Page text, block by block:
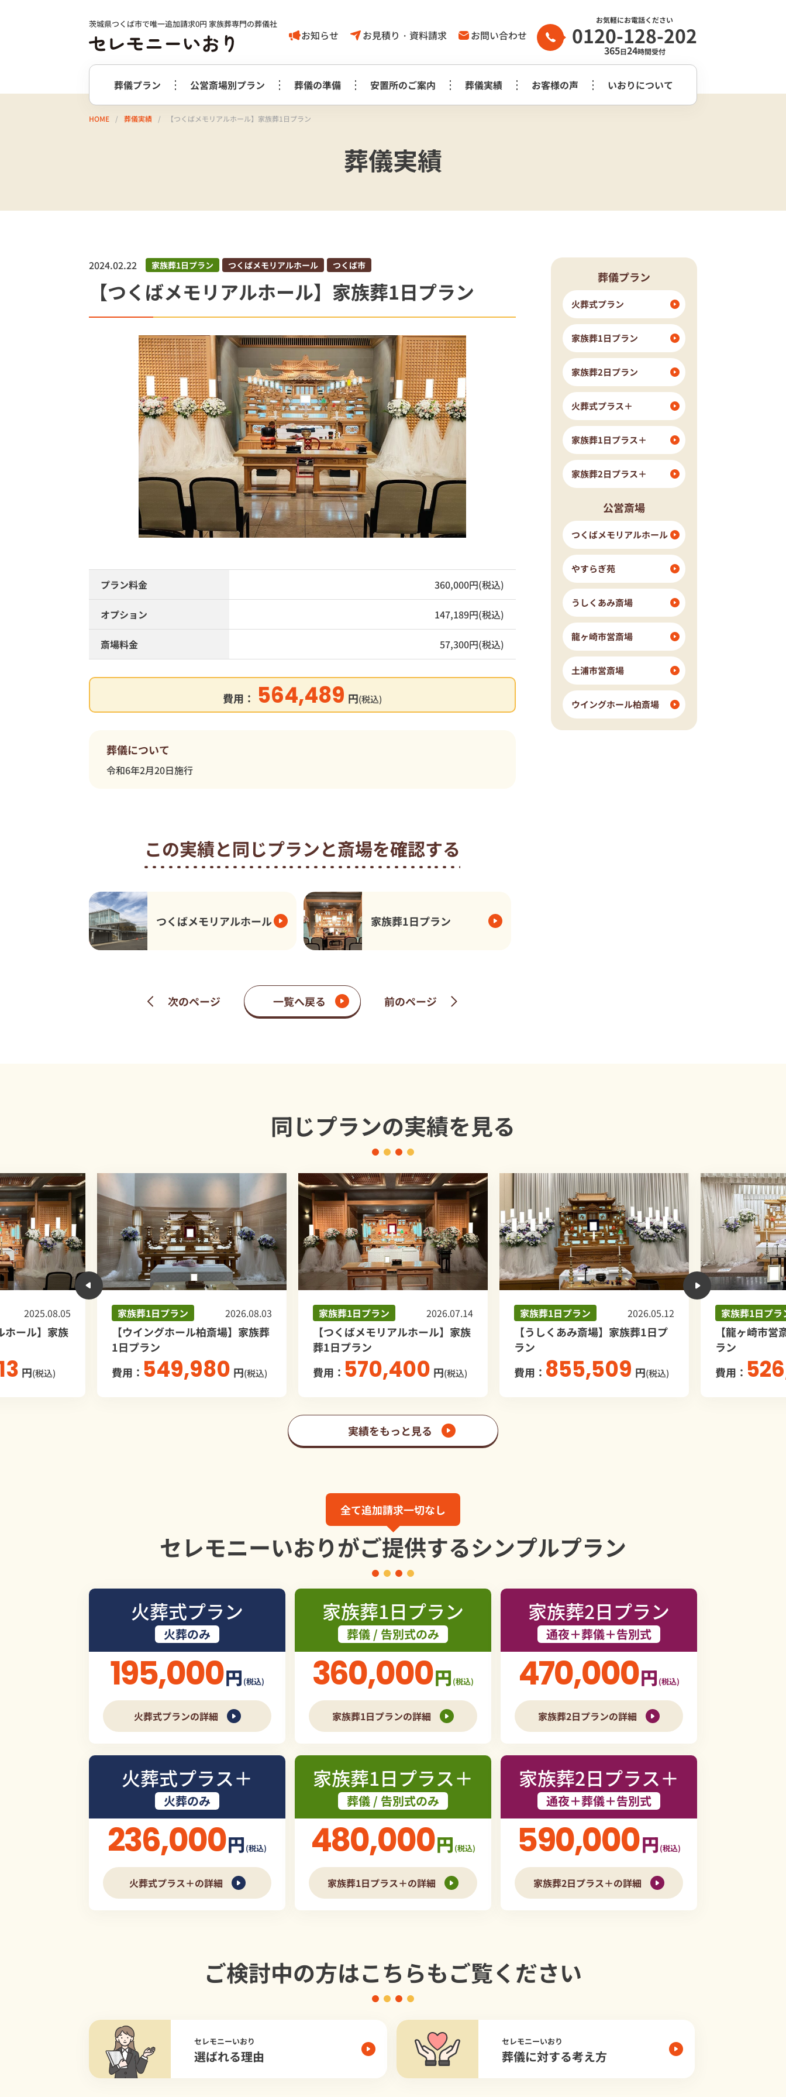
茨城県つくば市で唯一追加請求0円 家族葬専門の葬儀社
お知らせ お見積り・資料請求 お問い合わせ
お気軽にお電話ください
0120-128-202
365日24時間受付
葬儀プラン
家族葬1日プラン
白木祭壇プラン
オプション
公営斎場別プラン
つくばメモリアルホール
牛久市 阿見町 龍ケ崎市
土浦市
土浦市営斎場
我孫子市
ウイングホール柏斎場
葬儀の準備
葬儀の豆知識
事前相談に
葬儀社はどう
安置所のご案内 葬儀実績 お客様の声 いおりについて
葬儀に対する
考え方
いおり公式
HOME 葬儀実績 【つくばメモリアルホール】家族葬1日プラン
葬儀実績
2024.02.22 家族葬1日プラン つくばメモリアルホール つくば市
【つくばメモリアルホール】家族葬1日プラン
プラン料金 360,000円(税込)
オプション 147,189円(税込)
斎場料金 57,300円(税込)
費用： 564,489 円(税込)
葬儀について
令和6年2月20日施行
この実績と同じプランと斎場を確認する
つくばメモリアルホール 家族葬1日プラン
次のページ 一覧へ戻る 前のページ
葬儀プラン
火葬式プラン
家族葬1日プラン
家族葬2日プラン
火葬式プラス＋
家族葬1日プラス＋
家族葬2日プラス＋
公営斎場
つくばメモリアルホール
やすらぎ苑
うしくあみ斎場
龍ヶ崎市営斎場
土浦市営斎場
ウイングホール柏斎場
同じプランの実績を見る
家族葬1日プラン 2026.08.03
【ウイングホール柏斎場】家族葬
費用：
549,980 円(税込)
家族葬1日プラン 2026.07.14
【つくばメモリアルホール】家族
費用：
570,400 円(税込)
家族葬1日プラン 2026.05.12
【うしくあみ斎場】家族葬1日プ
費用：
855,509円(税込)
家族葬1日プラン
【龍ヶ崎市営斎場】家族葬1
費用：
526,590 円(税
実績をもっと見る
全て追加請求一切なし
セレモニーいおりがご提供するシンプルプラン
火葬式プラン
火葬のみ
195,000円 (税込)
火葬式プランの詳細
家族葬1日プラン
葬儀 / 告別式のみ
360,000円 (税込)
家族葬1日プランの詳細
家族葬2日プラン
通夜＋葬儀＋告別式
470,000円 (税込)
家族葬2日プランの詳細
火葬式プラス＋
火葬のみ
236,000円 (税込)
火葬式プラス＋の詳細
家族葬1日プラス＋
葬儀 / 告別式のみ
480,000円 (税込)
家族葬1日プラス＋の詳細
家族葬2日プラス＋
通夜＋葬儀＋告別式
590,000円 (税込)
家族葬2日プラス＋の詳細
ご検討中の方はこちらもご覧ください
セレモニーいおり
選ばれる理由
セレモニーいおり
葬儀に対する考え方